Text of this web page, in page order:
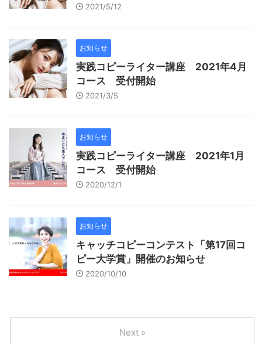
2021/5/12
お知らせ
実践コピーライター講座 2021年4月
コース 受付開始
2021/3/5
お知らせ
実践コピーライター講座 2021年1月
コース 受付開始
2020/12/1
お知らせ
キャッチコピーコンテスト「第17回コ
ピー大学賞」開催のお知らせ
2020/10/10
Next »